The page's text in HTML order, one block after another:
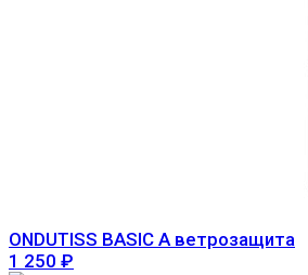
ONDUTISS BASIC A ветрозащита
1 250 ₽